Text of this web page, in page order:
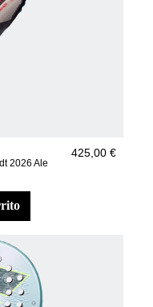
2026 Ale
425,00 €